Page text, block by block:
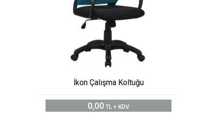
İkon Çalışma Koltuğu
0,00 TL + KDV